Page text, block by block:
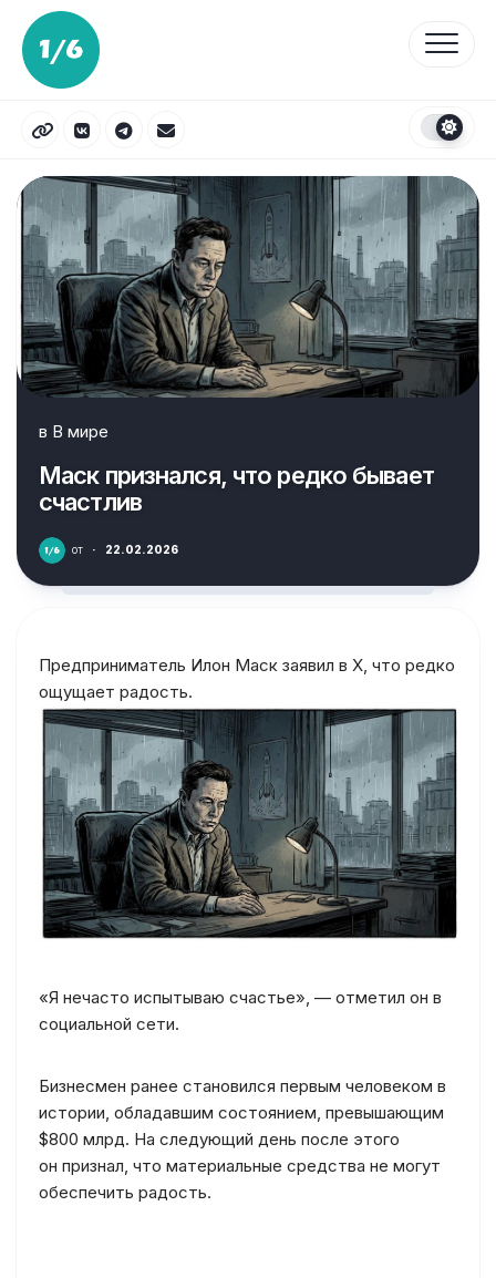
Перейти
содержанию
в В мире
Маск признался, что редко бывает
счастлив
от · 22.02.2026
Предприниматель Илон Маск заявил в X, что редко
ощущает радость.
«Я нечасто испытываю счастье», — отметил он в
социальной сети.
Бизнесмен ранее становился первым человеком в
истории, обладавшим состоянием, превышающим
$800 млрд. На следующий день после этого
он признал, что материальные средства не могут
обеспечить радость.